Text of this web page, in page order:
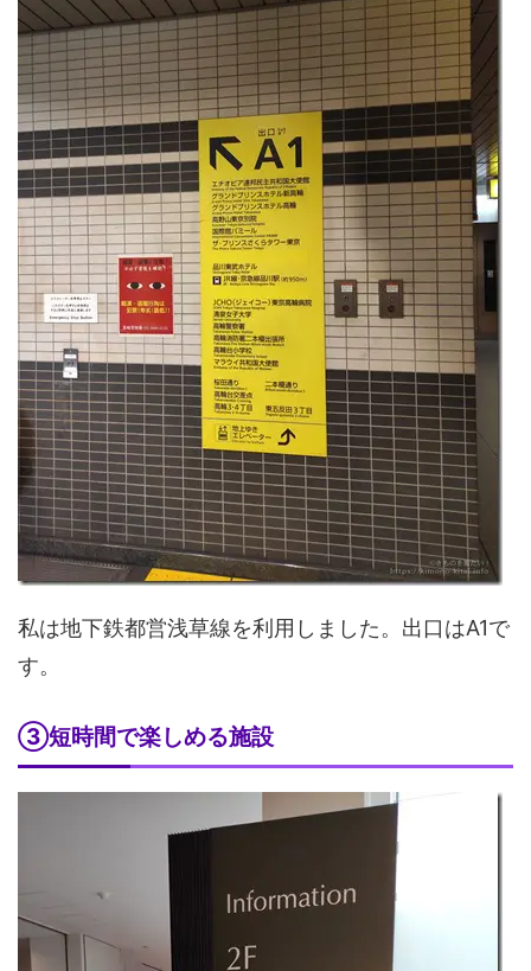
私は地下鉄都営浅草線を利用しました。出口はA1で
す。
③短時間で楽しめる施設